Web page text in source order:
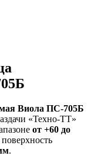
Виола ПС-705Б
«Техно-ТТ»
от +60 до
.